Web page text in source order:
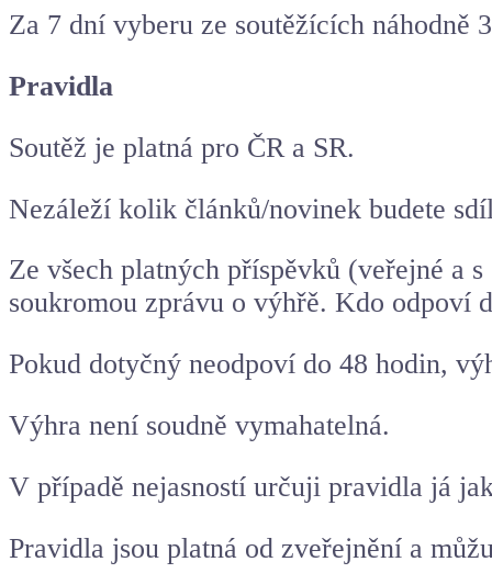
Za 7 dní vyberu ze soutěžících
Pravidla
Soutěž je platná pro ČR a SR.
Nezáleží kolik článků/novinek budete
Ze všech platných příspěvků (veřejné a
soukromou zprávu o výhřě. Kdo odpoví
Pokud dotyčný neodpoví do 48 hodin,
Výhra není soudně vymahatelná.
V případě nejasností určuji pravidla já
Pravidla jsou platná od zveřejnění a